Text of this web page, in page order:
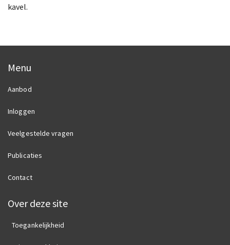
kavel.
Menu
Aanbod
Inloggen
Veelgestelde vragen
Publicaties
Contact
Over deze site
Toegankelijkheid